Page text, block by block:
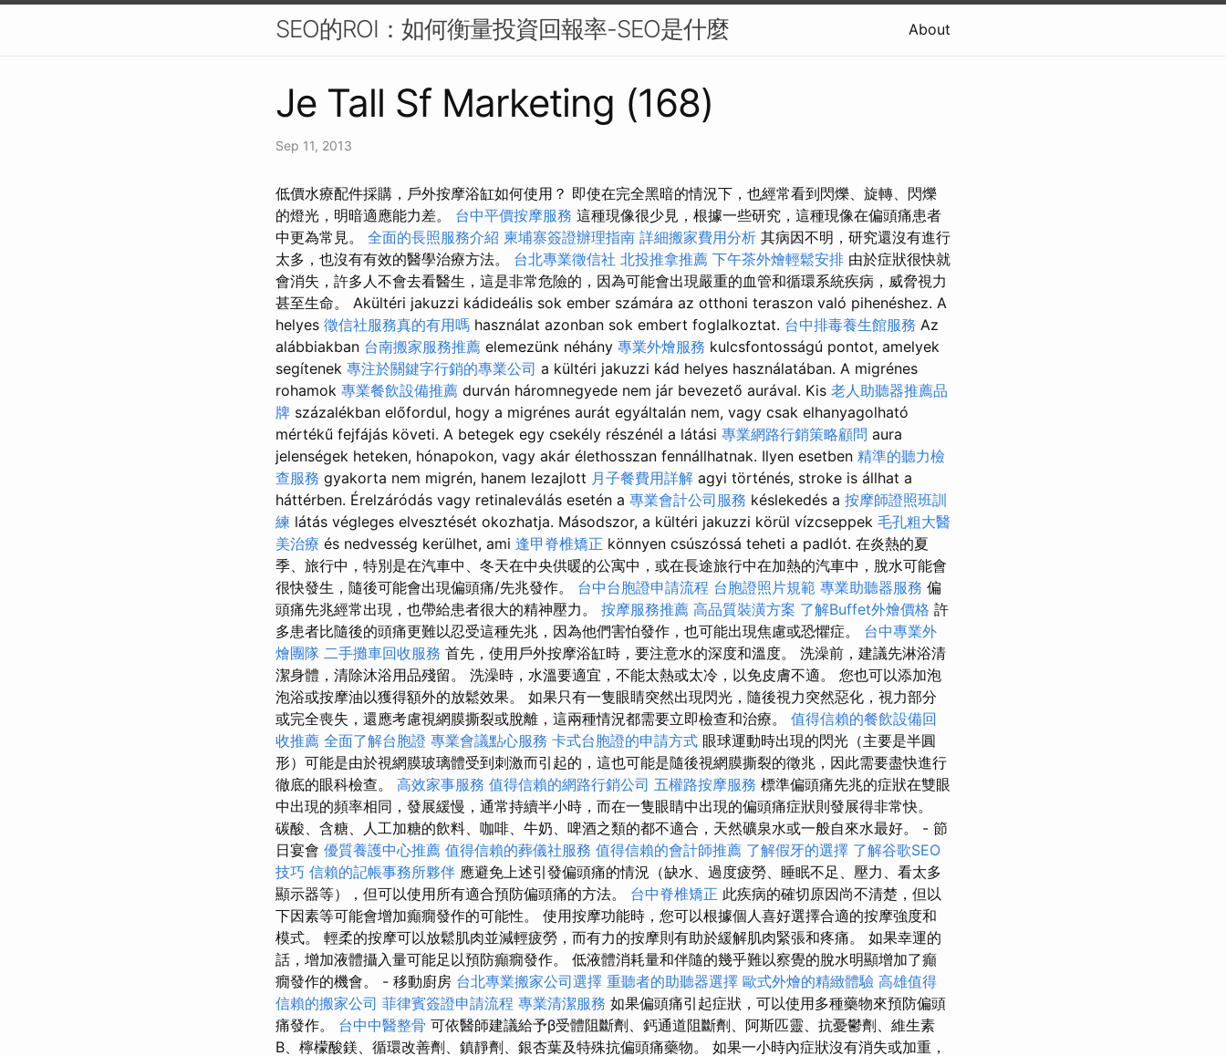
SEO的ROI：如何衡量投資回報率-SEO是什麼 About
Je Tall Sf Marketing (168)
Sep 11, 2013
低價水療配件採購，戶外按摩浴缸如何使用？ 即使在完全黑暗的情況下，也經常看到閃爍、旋轉、閃爍
的燈光，明暗適應能力差。 台中平價按摩服務 這種現像很少見，根據一些研究，這種現像在偏頭痛患者
中更為常見。 全面的長照服務介紹 柬埔寨簽證辦理指南 詳細搬家費用分析 其病因不明，研究還沒有進行
太多，也沒有有效的醫學治療方法。 台北專業徵信社 北投推拿推薦 下午茶外燴輕鬆安排 由於症狀很快就
會消失，許多人不會去看醫生，這是非常危險的，因為可能會出現嚴重的血管和循環系統疾病，威脅視力
甚至生命。 Akültéri jakuzzi kádideális sok ember számára az otthoni teraszon való pihenéshez. A
helyes 徵信社服務真的有用嗎 használat azonban sok embert foglalkoztat. 台中排毒養生館服務 Az
alábbiakban 台南搬家服務推薦 elemezünk néhány 專業外燴服務 kulcsfontosságú pontot, amelyek
segítenek 專注於關鍵字行銷的專業公司 a kültéri jakuzzi kád helyes használatában. A migrénes
rohamok 專業餐飲設備推薦 durván háromnegyede nem jár bevezető aurával. Kis 老人助聽器推薦品
牌 százalékban előfordul, hogy a migrénes aurát egyáltalán nem, vagy csak elhanyagolható
mértékű fejfájás követi. A betegek egy csekély részénél a látási 專業網路行銷策略顧問 aura
jelenségek heteken, hónapokon, vagy akár élethosszan fennállhatnak. Ilyen esetben 精準的聽力檢
查服務 gyakorta nem migrén, hanem lezajlott 月子餐費用詳解 agyi történés, stroke is állhat a
háttérben. Érelzáródás vagy retinaleválás esetén a 專業會計公司服務 késlekedés a 按摩師證照班訓
練 látás végleges elvesztését okozhatja. Másodszor, a kültéri jakuzzi körül vízcseppek 毛孔粗大醫
美治療 és nedvesség kerülhet, ami 逢甲脊椎矯正 könnyen csúszóssá teheti a padlót. 在炎熱的夏
季、旅行中，特別是在汽車中、冬天在中央供暖的公寓中，或在長途旅行中在加熱的汽車中，脫水可能會
很快發生，隨後可能會出現偏頭痛/先兆發作。 台中台胞證申請流程 台胞證照片規範 專業助聽器服務 偏
頭痛先兆經常出現，也帶給患者很大的精神壓力。 按摩服務推薦 高品質裝潢方案 了解Buffet外燴價格 許
多患者比隨後的頭痛更難以忍受這種先兆，因為他們害怕發作，也可能出現焦慮或恐懼症。 台中專業外
燴團隊 二手攤車回收服務 首先，使用戶外按摩浴缸時，要注意水的深度和溫度。 洗澡前，建議先淋浴清
潔身體，清除沐浴用品殘留。 洗澡時，水溫要適宜，不能太熱或太冷，以免皮膚不適。 您也可以添加泡
泡浴或按摩油以獲得額外的放鬆效果。 如果只有一隻眼睛突然出現閃光，隨後視力突然惡化，視力部分
或完全喪失，還應考慮視網膜撕裂或脫離，這兩種情況都需要立即檢查和治療。 值得信賴的餐飲設備回
收推薦 全面了解台胞證 專業會議點心服務 卡式台胞證的申請方式 眼球運動時出現的閃光（主要是半圓
形）可能是由於視網膜玻璃體受到刺激而引起的，這也可能是隨後視網膜撕裂的徵兆，因此需要盡快進行
徹底的眼科檢查。 高效家事服務 值得信賴的網路行銷公司 五權路按摩服務 標準偏頭痛先兆的症狀在雙眼
中出現的頻率相同，發展緩慢，通常持續半小時，而在一隻眼睛中出現的偏頭痛症狀則發展得非常快。
碳酸、含糖、人工加糖的飲料、咖啡、牛奶、啤酒之類的都不適合，天然礦泉水或一般自來水最好。 - 節
日宴會 優質養護中心推薦 值得信賴的葬儀社服務 值得信賴的會計師推薦 了解假牙的選擇 了解谷歌SEO
技巧 信賴的記帳事務所夥伴 應避免上述引發偏頭痛的情況（缺水、過度疲勞、睡眠不足、壓力、看太多
顯示器等），但可以使用所有適合預防偏頭痛的方法。 台中脊椎矯正 此疾病的確切原因尚不清楚，但以
下因素等可能會增加癲癇發作的可能性。 使用按摩功能時，您可以根據個人喜好選擇合適的按摩強度和
模式。 輕柔的按摩可以放鬆肌肉並減輕疲勞，而有力的按摩則有助於緩解肌肉緊張和疼痛。 如果幸運的
話，增加液體攝入量可能足以預防癲癇發作。 低液體消耗量和伴隨的幾乎難以察覺的脫水明顯增加了癲
癇發作的機會。 - 移動廚房 台北專業搬家公司選擇 重聽者的助聽器選擇 歐式外燴的精緻體驗 高雄值得
信賴的搬家公司 菲律賓簽證申請流程 專業清潔服務 如果偏頭痛引起症狀，可以使用多種藥物來預防偏頭
痛發作。 台中中醫整骨 可依醫師建議給予β受體阻斷劑、鈣通道阻斷劑、阿斯匹靈、抗憂鬱劑、維生素
B、檸檬酸鎂、循環改善劑、鎮靜劑、銀杏葉及特殊抗偏頭痛藥物。 如果一小時內症狀沒有消失或加重，